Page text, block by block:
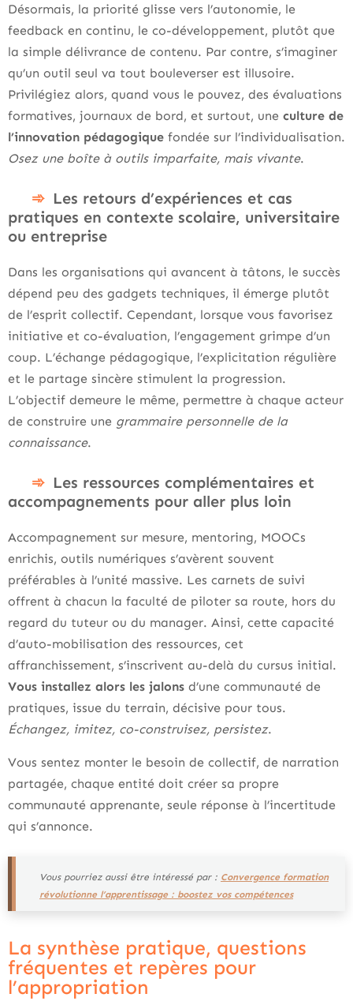
Désormais, la priorité glisse vers l’autonomie, le
feedback en continu, le co-développement, plutôt que
la simple délivrance de contenu. Par contre, s’imaginer
qu’un outil seul va tout bouleverser est illusoire.
Privilégiez alors, quand vous le pouvez, des évaluations
formatives, journaux de bord, et surtout, une culture de
l’innovation pédagogique fondée sur l’individualisation.
Osez une boîte à outils imparfaite, mais vivante.
Les retours d’expériences et cas
pratiques en contexte scolaire, universitaire
ou entreprise
Dans les organisations qui avancent à tâtons, le succès
dépend peu des gadgets techniques, il émerge plutôt
de l’esprit collectif. Cependant, lorsque vous favorisez
initiative et co-évaluation, l’engagement grimpe d’un
coup. L’échange pédagogique, l’explicitation régulière
et le partage sincère stimulent la progression.
L’objectif demeure le même, permettre à chaque acteur
de construire une grammaire personnelle de la
connaissance.
Les ressources complémentaires et
accompagnements pour aller plus loin
Accompagnement sur mesure, mentoring, MOOCs
enrichis, outils numériques s’avèrent souvent
préférables à l’unité massive. Les carnets de suivi
offrent à chacun la faculté de piloter sa route, hors du
regard du tuteur ou du manager. Ainsi, cette capacité
d’auto-mobilisation des ressources, cet
affranchissement, s’inscrivent au-delà du cursus initial.
Vous installez alors les jalons d’une communauté de
pratiques, issue du terrain, décisive pour tous.
Échangez, imitez, co-construisez, persistez.
Vous sentez monter le besoin de collectif, de narration
partagée, chaque entité doit créer sa propre
communauté apprenante, seule réponse à l’incertitude
qui s’annonce.
Vous pourriez aussi être intéressé par : Convergence formation
révolutionne l’apprentissage : boostez vos compétences
La synthèse pratique, questions
fréquentes et repères pour
l’appropriation